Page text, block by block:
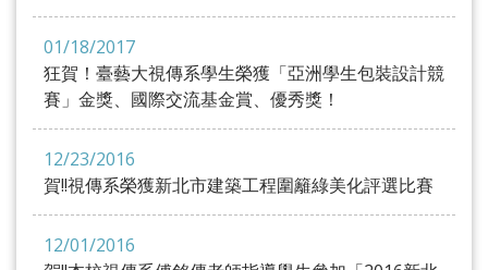
01/18/2017
狂賀！臺藝大視傳系學生榮獲「亞洲學生包裝設計競
賽」金獎、國際交流基金賞、優秀獎！
12/23/2016
賀!!視傳系榮獲新北市建築工程圍籬綠美化評選比賽
12/01/2016